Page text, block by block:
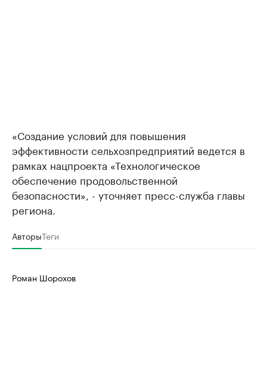
«Создание условий для повышения
эффективности сельхозпредприятий ведется в
рамках нацпроекта «Технологическое
обеспечение продовольственной
безопасности», - уточняет пресс-служба главы
региона.
АвторыТеги
Роман Шорохов